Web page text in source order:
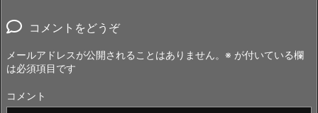
コメントをどうぞ
メールアドレスが公開されることはありません。 ※ が付いている欄
は必須項目です
コメント